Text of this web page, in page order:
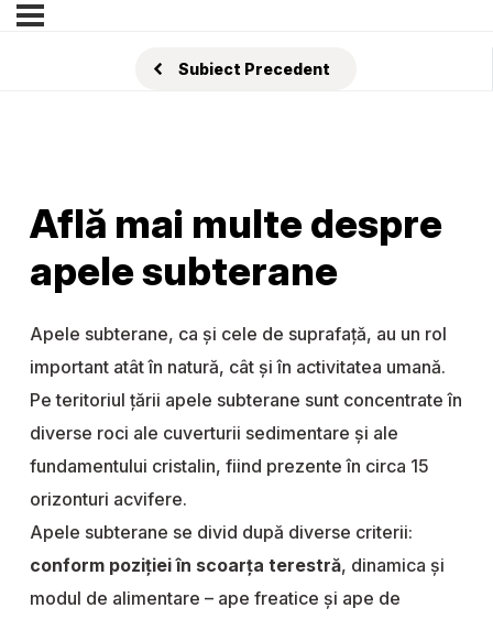
Subiect Precedent
Află mai multe despre
apele subterane
Apele subterane, ca şi cele de suprafaţă, au un rol
important atât în natură, cât şi în activitatea umană.
Pe teritoriul ţării apele subterane sunt concentrate în
diverse roci ale cuverturii sedimentare şi ale
fundamentului cristalin, fiind prezente în circa 15
orizonturi acvifere.
Apele subterane se divid după diverse criterii:
conform poziţiei în scoarţa terestră, dinamica şi
modul de alimentare – ape freatice şi ape de